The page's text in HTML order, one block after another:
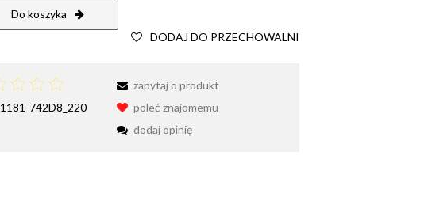
Do koszyka
DODAJ DO PRZECHOWALNI
1181-742D8_220
zapytaj o produkt
poleć znajomemu
dodaj opinię